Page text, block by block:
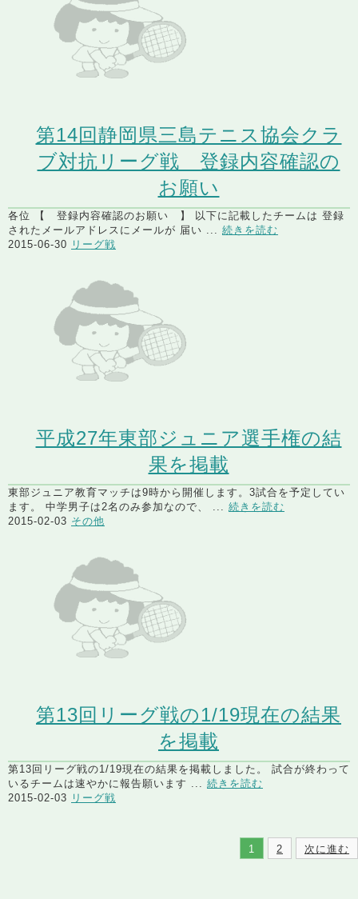
第14回静岡県三島テニス協会クラ
ブ対抗リーグ戦 登録内容確認の
お願い
各位 【 登録内容確認のお願い 】 以下に記載したチームは 登録
されたメールアドレスにメールが 届い ... 続きを読む
2015-06-30 リーグ戦
平成27年東部ジュニア選手権の結
果を掲載
東部ジュニア教育マッチは9時から開催します。3試合を予定してい
ます。 中学男子は2名のみ参加なので、 ... 続きを読む
2015-02-03 その他
第13回リーグ戦の1/19現在の結果
を掲載
第13回リーグ戦の1/19現在の結果を掲載しました。 試合が終わって
いるチームは速やかに報告願います ... 続きを読む
2015-02-03 リーグ戦
1 2 次に進む